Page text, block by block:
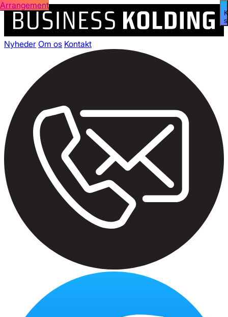
Nyheder Om os Kontakt
Åben menu
Arrangement